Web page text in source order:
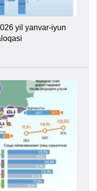
yil yanvar-iyun